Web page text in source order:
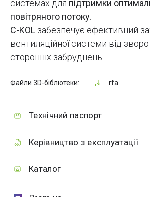
системах для підтримки
повітряного потоку
C-KOL забезпечує ефективний
вентиляційної системи від
сторонніх забруднень.
Файли 3D-бібліотеки: .rfa
Технічний паспорт
Керівництво з експлуатації
Каталог